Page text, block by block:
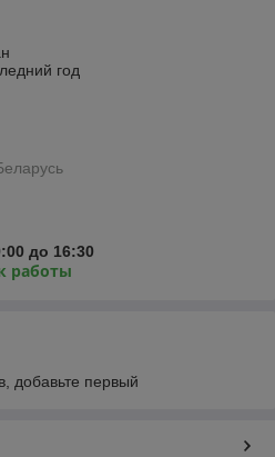
год
до 16:30
работы
добавьте первый